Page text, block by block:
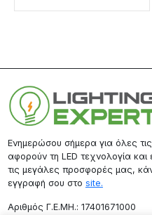
Ενημερώσου σήμερα για όλες τις
αφορούν τη LED τεχνολογία
τις μεγάλες προσφορές μας,
εγγραφή σου στο site.
Aριθμός Γ.Ε.ΜΗ.: 17401671000